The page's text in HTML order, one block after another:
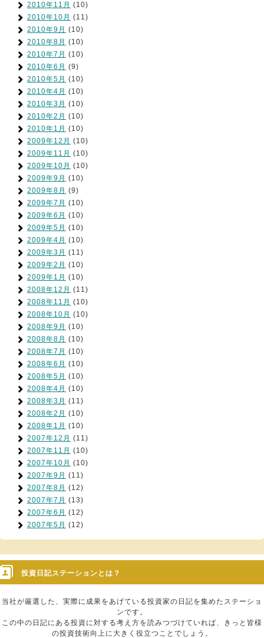
2010年11月 (10)
2010年10月 (11)
2010年9月 (10)
2010年8月 (10)
2010年7月 (10)
2010年6月 (9)
2010年5月 (10)
2010年4月 (10)
2010年3月 (10)
2010年2月 (10)
2010年1月 (10)
2009年12月 (10)
2009年11月 (10)
2009年10月 (10)
2009年9月 (10)
2009年8月 (9)
2009年7月 (10)
2009年6月 (10)
2009年5月 (10)
2009年4月 (10)
2009年3月 (11)
2009年2月 (10)
2009年1月 (10)
2008年12月 (11)
2008年11月 (10)
2008年10月 (10)
2008年9月 (10)
2008年8月 (10)
2008年7月 (10)
2008年6月 (10)
2008年5月 (10)
2008年4月 (10)
2008年3月 (11)
2008年2月 (10)
2008年1月 (10)
2007年12月 (11)
2007年11月 (10)
2007年10月 (10)
2007年9月 (11)
2007年8月 (12)
2007年7月 (13)
2007年6月 (12)
2007年5月 (12)
投資日記ステーションとは？
当社が厳選した、実際に成果をあげている投資家の日記を集めたステーショ
ンです。
この中の日記にある投資に対する考え方を読みつづけていれば、きっと皆様
の投資技術向上に大きく役立つことでしょう。